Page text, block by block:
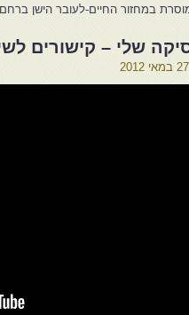
במחזור החיים-לעובר הישן
שלי – קישורים
27 במאי 2012